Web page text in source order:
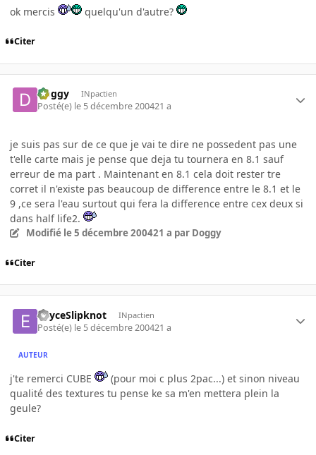
ok mercis quelqu'un d'autre?
Citer
Doggy INpactien
Posté(e) le 5 décembre 200421 a
je suis pas sur de ce que je vai te dire ne possedent pas une
t'elle carte mais je pense que deja tu tournera en 8.1 sauf
erreur de ma part . Maintenant en 8.1 cela doit rester tre
corret il n'existe pas beaucoup de difference entre le 8.1 et le
9 ,ce sera l'eau surtout qui fera la difference entre cex deux si
dans half life2.
Modifié le 5 décembre 200421 a par Doggy
Citer
EnyceSlipknot INpactien
Posté(e) le 5 décembre 200421 a
AUTEUR
j'te remerci CUBE
(pour moi c plus 2pac...) et sinon niveau
qualité des textures tu pense ke sa m'en mettera plein la
geule?
Citer